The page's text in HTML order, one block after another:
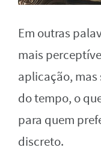
Em outras
mais
aplicação, mas
do tempo, o
para quem
discreto.